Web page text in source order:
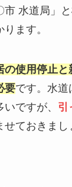
市 水道局」
ます。
の使用停止
要です。水道
ですが、 引
ておきまし